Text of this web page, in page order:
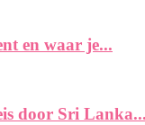
en waar je...
door Sri Lanka...